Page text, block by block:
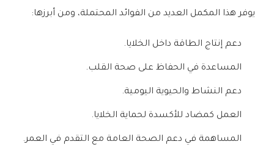
يوفر هذا المكمل العديد من الفوائد المحتملة، ومن أبرزها:
دعم إنتاج الطاقة داخل الخلايا.
المساعدة في الحفاظ على صحة القلب.
دعم النشاط والحيوية اليومية.
العمل كمضاد للأكسدة لحماية الخلايا.
المساهمة في دعم الصحة العامة مع التقدم في العمر.